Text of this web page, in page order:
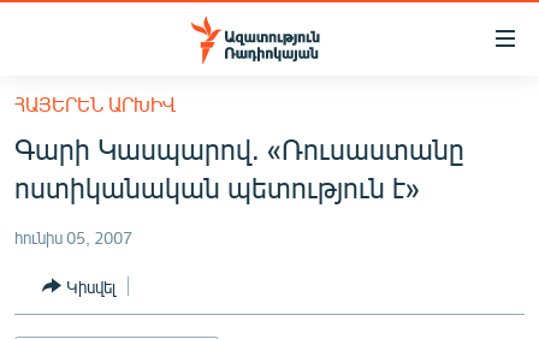
Մատչելիության
հիմնական
բովանդակությանը
հիմնական
մենյուին
ՀԱՅԱՍՏԱՆ
ՔԱՂԱՔԱԿԱՆ
ԸՆՏՐՈՒԹՅՈՒՆՆԵՐ 2026
ԻՐԱՎՈՒՆՔ
ՀԱՅԵՐԵՆ ԱՐԽԻՎ
Գարի Կասպարով. «Ռուսաստանը
ոստիկանական պետություն է»
հունիս 05, 2007
Կիսվել